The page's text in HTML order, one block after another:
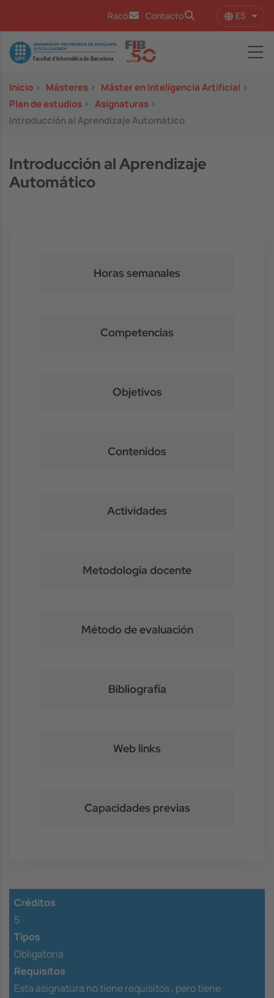
Racó Contacto ES
Image
Inicio > Másteres > Máster en Inteligencia Artificial >
Plan de estudios > Asignaturas >
Introducción al Aprendizaje Automático
Introducción al Aprendizaje
Automático
Horas semanales
Competencias
Objetivos
Contenidos
Actividades
Metodología docente
Método de evaluación
Bibliografía
Web links
Capacidades previas
Créditos
5
Tipos
Obligatoria
Requisitos
Esta asignatura no tiene requisitos , pero tiene